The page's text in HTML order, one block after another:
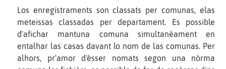
Los enregistraments son classats per comunas, elas
meteissas classadas per departament. Es possible
d'afichar mantuna comuna simultanèament en
entalhar las casas davant lo nom de las comunas. Per
alhors, pr'amor d'èsser nomats segon una nòrma